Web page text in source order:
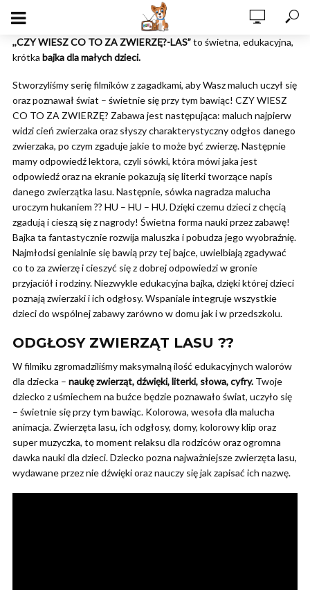
,,CZY WIESZ CO TO ZA ZWIERZĘ?-LAS”to świetna, edukacyjna,
krótka bajka dla małych dzieci.
Stworzyliśmy serię filmików z zagadkami, aby Wasz maluch uczył się
oraz poznawał świat – świetnie się przy tym bawiąc! CZY WIESZ
CO TO ZA ZWIERZĘ? Zabawa jest następująca: maluch najpierw
widzi cień zwierzaka oraz słyszy charakterystyczny odgłos danego
zwierzaka, po czym zgaduje jakie to może być zwierzę. Następnie
mamy odpowiedź lektora, czyli sówki, która mówi jaka jest
odpowiedź oraz na ekranie pokazują się literki tworzące napis
danego zwierzątka lasu. Następnie, sówka nagradza malucha
uroczym hukaniem ?? HU – HU – HU. Dzięki czemu dzieci z chęcią
zgadują i cieszą się z nagrody! Świetna forma nauki przez zabawę!
Bajka ta fantastycznie rozwija maluszka i pobudza jego wyobraźnię.
Najmłodsi genialnie się bawią przy tej bajce, uwielbiają zgadywać
co to za zwierzę i cieszyć się z dobrej odpowiedzi w gronie
przyjaciół i rodziny. Niezwykle edukacyjna bajka, dzięki której dzieci
poznają zwierzaki i ich odgłosy. Wspaniale integruje wszystkie
dzieci do wspólnej zabawy zarówno w domu jak i w przedszkolu.
ODGŁOSY ZWIERZĄT LASU ??
W filmiku zgromadziliśmy maksymalną ilość edukacyjnych walorów
dla dziecka – naukę zwierząt, dźwięki, literki, słowa, cyfry. Twoje
dziecko z uśmiechem na buźce będzie poznawało świat, uczyło się
– świetnie się przy tym bawiąc. Kolorowa, wesoła dla malucha
animacja. Zwierzęta lasu, ich odgłosy, domy, kolorowy klip oraz
super muzyczka, to moment relaksu dla rodziców oraz ogromna
dawka nauki dla dzieci. Dziecko pozna najważniejsze zwierzęta lasu,
wydawane przez nie dźwięki oraz nauczy się jak zapisać ich nazwę.